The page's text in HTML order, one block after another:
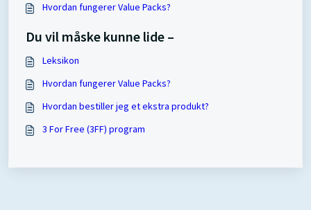
Hvordan fungerer Value Packs?
Du vil måske kunne lide –
Leksikon
Hvordan fungerer Value Packs?
Hvordan bestiller jeg et ekstra produkt?
3 For Free (3FF) program